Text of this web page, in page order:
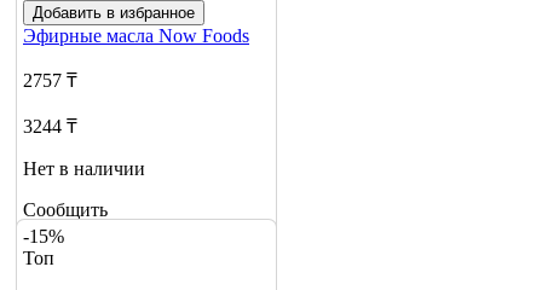
Добавить в избранное
Эфирные масла Now Foods
2757 ₸
3244 ₸
Нет в наличии
Сообщить
о наличии
2
-15%
Топ